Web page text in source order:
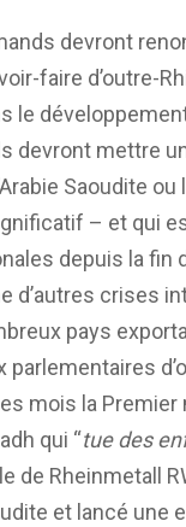
devront
faire d’outre-
le
devront mettre
Saoudite ou
– et qui
depuis la fin
crises
pays
parlementaires
mois la
qui “tue des
Rheinmetall
et lancé une